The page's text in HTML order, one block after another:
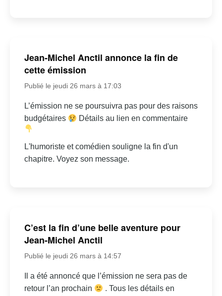
Jean-Michel Anctil annonce la fin de
cette émission
Publié le jeudi 26 mars à 17:03
L’émission ne se poursuivra pas pour des raisons
budgétaires
Détails au lien en commentaire
L'humoriste et comédien souligne la fin d'un
chapitre. Voyez son message.
C’est la fin d’une belle aventure pour
Jean-Michel Anctil
Publié le jeudi 26 mars à 14:57
Il a été annoncé que l’émission ne sera pas de
retour l’an prochain
. Tous les détails en